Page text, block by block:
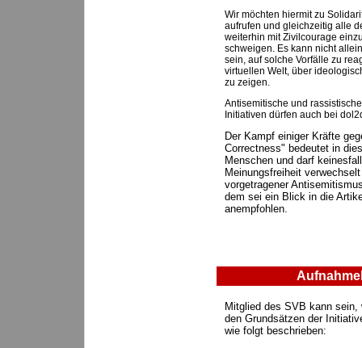
Wir möchten hiermit zu
aufrufen und gleichzeitig alle
weiterhin mit Zivilcourage
schweigen. Es kann nicht
sein, auf solche Vorfälle zu
virtuellen Welt, über
zu zeigen.
Antisemitische und
Initiativen dürfen auch bei
Der Kampf einiger Kräfte
Correctness" bedeutet in
Menschen und darf
Meinungsfreiheit
vorgetragener
dem sei ein Blick in die
anempfohlen.
Mitglied des SVB kann
den Grundsätzen der
wie folgt beschrieben: